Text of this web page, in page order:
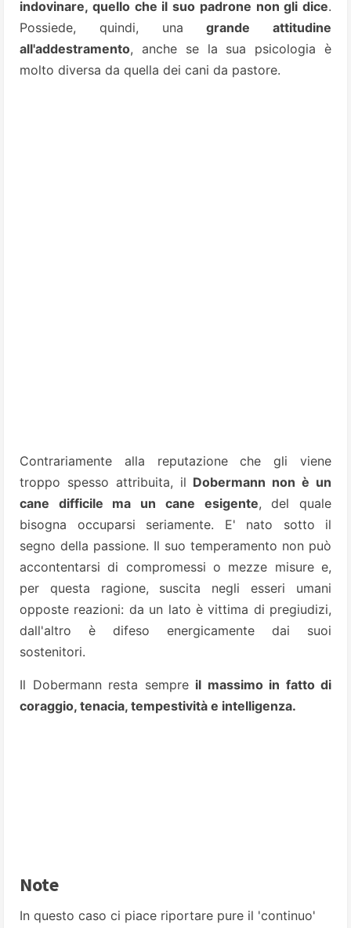
indovinare, quello che il suo padrone non gli dice.
Possiede, quindi, unagrande attitudine
all'addestramento, anche se la sua psicologia è
molto diversa da quella dei cani da pastore.
Contrariamente alla reputazione che gli viene
troppo spesso attribuita, il Dobermann non è un
cane difficile ma un cane esigente, del quale
bisogna occuparsi seriamente. E' nato sotto il
segno della passione. Il suo temperamento non può
accontentarsi di compromessi o mezze misure e,
per questa ragione, suscita negli esseri umani
opposte reazioni: da un lato è vittima di pregiudizi,
dall'altro è difeso energicamente dai suoi
sostenitori.
Il Dobermann resta sempre il massimo in fatto di
coraggio, tenacia, tempestività e intelligenza.
Note
In questo caso ci piace riportare pure il 'continuo'